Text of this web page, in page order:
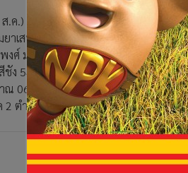
.ค.) นายวิชิต ชาติไพสิฐ ผู้ว่าราชการจั
าเสพติด ภาค 2 (ป.ป.ส.ภาค 2) พล.ต.ต
ศ์ มหิพันธ์ หัวหน้ากลุ่มงาน กองอำนวย
ง 54 ปฏิบัติการจู่โจม ตรวจค้นจับกุมผู้ก
าณ 06.00 น. ซึ่งเป็นการสนธิกำลังของ
2 ตำรวจน้ำ กอ.รมน.จำนวน 302 นาย